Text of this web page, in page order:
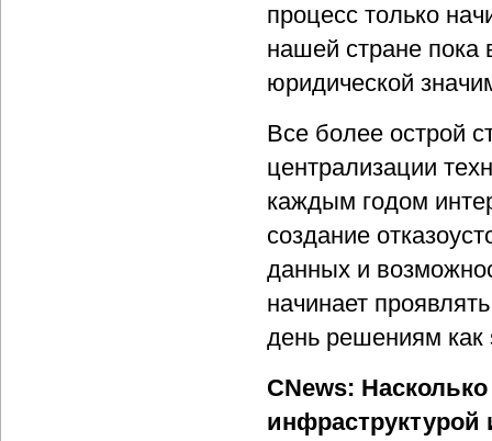
процесс только
нашей стране
юридической
Все более острой
централизации
каждым годом
создание
данных и
начинает
день решениям как
CNews: